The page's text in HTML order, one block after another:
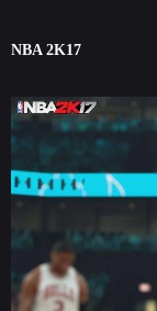
NBA 2K17